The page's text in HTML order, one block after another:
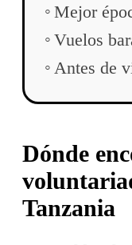
Mejor
Vuelos
Antes de
Dónde
Tanzania